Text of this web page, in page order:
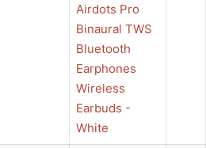
Airdots Pro
Binaural TWS
Bluetooth
Earphones
Wireless
Earbuds -
White